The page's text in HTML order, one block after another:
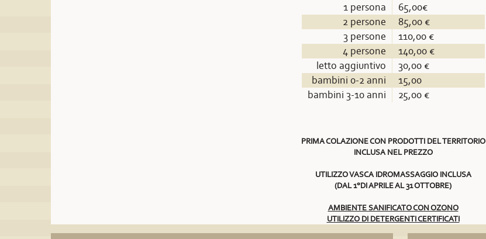
1 persona
65,00€
2 persone
85,00 €
3 persone
110,00 €
4 persone
140,00 €
letto aggiuntivo
30,00 €
bambini 0-2 anni
15,00
bambini 3-10 anni
25,00 €
PRIMA COLAZIONE CON PRODOTTI DEL TERRITORIO
INCLUSA NEL PREZZO
UTILIZZO VASCA IDROMASSAGGIO INCLUSA
(DAL 1°DI APRILE AL 31 OTTOBRE)
AMBIENTE SANIFICATO CON OZONO
UTILIZZO DI DETERGENTI CERTIFICATI